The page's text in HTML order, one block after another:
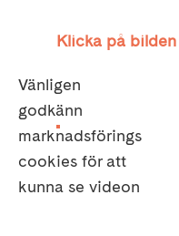
Klicka på
Vänligen
godkänn
marknadsförings
cookies för att
kunna se videon